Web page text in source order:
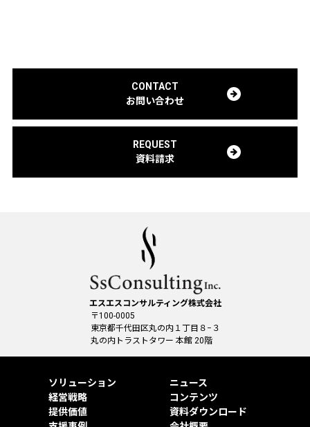
CONTACT
お問い合わせ
REQUEST
資料請求
エスエスコンサルティング株式会社
〒100-0005
東京都千代田区丸の内１丁目８−３
丸の内トラストタワー 本館 20階
ソリューション
経営戦略
提供価値
ニュース
コンテンツ
資料ダウンロード